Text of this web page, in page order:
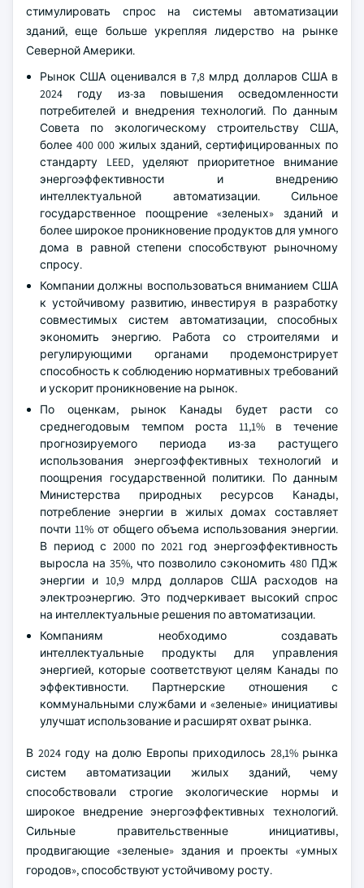
стимулировать спрос на системы автоматизации
зданий, еще больше укрепляя лидерство на рынке
Северной Америки.
Рынок США оценивался в 7,8 млрд долларов США в
2024 году из-за повышения осведомленности
потребителей и внедрения технологий. По данным
Совета по экологическому строительству США,
более 400 000 жилых зданий, сертифицированных по
стандарту LEED, уделяют приоритетное внимание
энергоэффективности и внедрению
интеллектуальной автоматизации. Сильное
государственное поощрение «зеленых» зданий и
более широкое проникновение продуктов для умного
дома в равной степени способствуют рыночному
спросу.
Компании должны воспользоваться вниманием США
к устойчивому развитию, инвестируя в разработку
совместимых систем автоматизации, способных
экономить энергию. Работа со строителями и
регулирующими органами продемонстрирует
способность к соблюдению нормативных требований
и ускорит проникновение на рынок.
По оценкам, рынок Канады будет расти со
среднегодовым темпом роста 11,1% в течение
прогнозируемого периода из-за растущего
использования энергоэффективных технологий и
поощрения государственной политики. По данным
Министерства природных ресурсов Канады,
потребление энергии в жилых домах составляет
почти 11% от общего объема использования энергии.
В период с 2000 по 2021 год энергоэффективность
выросла на 35%, что позволило сэкономить 480 ПДж
энергии и 10,9 млрд долларов США расходов на
электроэнергию. Это подчеркивает высокий спрос
на интеллектуальные решения по автоматизации.
Компаниям необходимо создавать
интеллектуальные продукты для управления
энергией, которые соответствуют целям Канады по
эффективности. Партнерские отношения с
коммунальными службами и «зеленые» инициативы
улучшат использование и расширят охват рынка.
В 2024 году на долю Европы приходилось 28,1% рынка
систем автоматизации жилых зданий, чему
способствовали строгие экологические нормы и
широкое внедрение энергоэффективных технологий.
Сильные правительственные инициативы,
продвигающие «зеленые» здания и проекты «умных
городов», способствуют устойчивому росту.